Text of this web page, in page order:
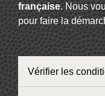
française. Nous
pour faire la
Vérifier les